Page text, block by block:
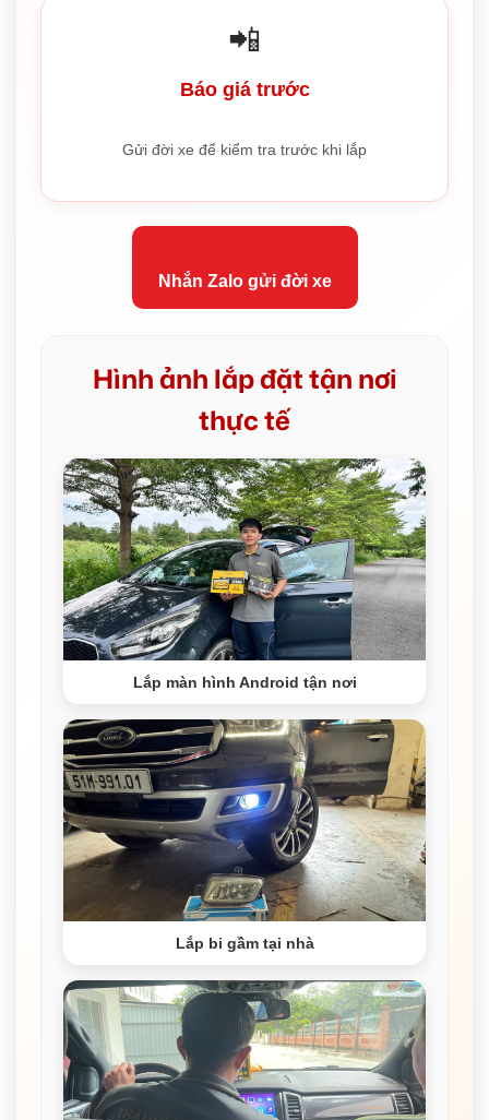
📲
Báo giá trước
Gửi đời xe để kiểm tra trước khi lắp
Nhắn Zalo gửi đời xe
Hình ảnh lắp đặt tận nơi
thực tế
Lắp màn hình Android tận nơi
Lắp bi gầm tại nhà